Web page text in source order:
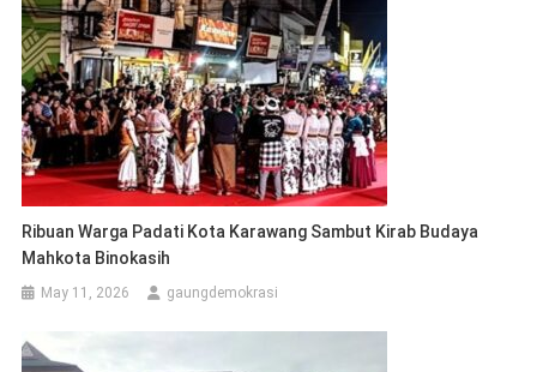
Ribuan Warga Padati Kota Karawang Sambut Kirab Budaya
Mahkota Binokasih
May 11, 2026 gaungdemokrasi